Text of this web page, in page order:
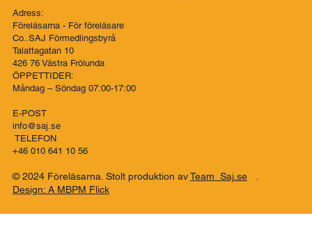
Adress:
Föreläsarna - För föreläsare
Co..SAJ Förmedlingsbyrå
Talattagatan 10
426 76 Västra Frölunda
ÖPPETTIDER:
Måndag – Söndag 07:00-17:00
E-POST
info@saj.se
TELEFON
+46 010 641 10 56
© 2024 Föreläsarna. Stolt produktion avTeam Saj.se.
Design: A MBPM Flick